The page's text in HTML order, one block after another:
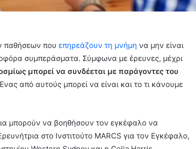
παθήσεων που επηρεάζουν τη μνήμη να μην είναι
συμπεράσματα. Σύμφωνα με έρευνες, μέχρι
μπορεί να συνδέεται με παράγοντες του
από αυτούς μπορεί να είναι και το τι κάνουμε
μπορούν να βοηθήσουν τον εγκέφαλο να
στο Ινστιτούτο MARCS για τον Εγκέφαλο,